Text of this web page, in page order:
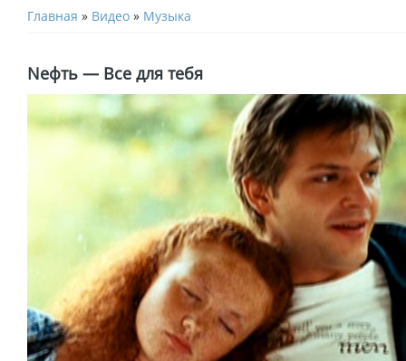
Главная » Видео » Музыка
Nефть — Все для тебя